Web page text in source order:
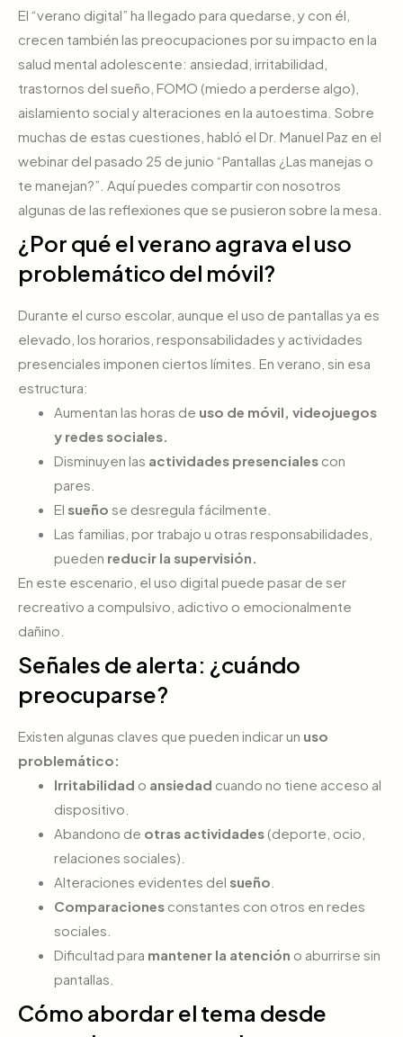
El “verano digital” ha llegado para quedarse, y con él,
crecen también las preocupaciones por su impacto en la
salud mental adolescente: ansiedad, irritabilidad,
trastornos del sueño, FOMO (miedo a perderse algo),
aislamiento social y alteraciones en la autoestima. Sobre
muchas de estas cuestiones, habló el Dr. Manuel Paz en el
webinar del pasado 25 de junio “Pantallas ¿Las manejas o
te manejan?”. Aquí puedes compartir con nosotros
algunas de las reflexiones que se pusieron sobre la mesa.
¿Por qué el verano agrava el uso
problemático del móvil?
Durante el curso escolar, aunque el uso de pantallas ya es
elevado, los horarios, responsabilidades y actividades
presenciales imponen ciertos límites. En verano, sin esa
estructura:
Aumentan las horas de uso de móvil, videojuegos
y redes sociales.
Disminuyen las actividades presenciales con
pares.
El sueño se desregula fácilmente.
Las familias, por trabajo u otras responsabilidades,
pueden reducir la supervisión.
En este escenario, el uso digital puede pasar de ser
recreativo a compulsivo, adictivo o emocionalmente
dañino.
Señales de alerta: ¿cuándo
preocuparse?
Existen algunas claves que pueden indicar un uso
problemático:
Irritabilidad o ansiedad cuando no tiene acceso al
dispositivo.
Abandono de otras actividades (deporte, ocio,
relaciones sociales).
Alteraciones evidentes del sueño
Comparaciones constantes con otros en redes
sociales.
Dificultad para mantener la atención o aburrirse sin
pantallas.
Cómo abordar el tema desde